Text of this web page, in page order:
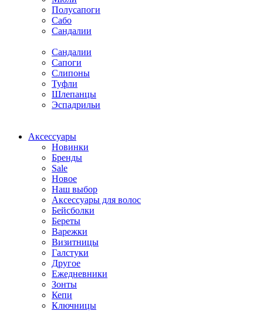
Полусапоги
Сабо
Сандалии
Сандалии
Сапоги
Слипоны
Туфли
Шлепанцы
Эспадрильи
Аксессуары
Новинки
Бренды
Sale
Новое
Наш выбор
Аксессуары для волос
Бейсболки
Береты
Варежки
Визитницы
Галстуки
Другое
Ежедневники
Зонты
Кепи
Ключницы